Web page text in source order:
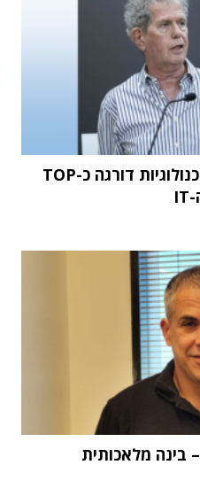
מחקר STKI השנתי: וואן טכנולוגיות דורגה כ-TOP
"העתיד הוא Physical AI – בינה מלאכותית